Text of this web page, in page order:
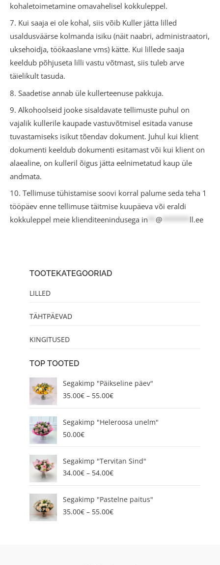
kohaletoimetamine omavahelisel kokkuleppel.
7. Kui saaja ei ole kohal, siis võib Kuller jätta lilled
usaldusväärse kolmanda isiku (näit naabri, administraatori,
uksehoidja, töökaaslane vms) kätte. Kui lillede saaja
keeldub põhjuseta lilli vastu võtmast, siis tuleb arve
täielikult tasuda.
8. Saadetise annab üle kullerteenuse pakkuja.
9. Alkohoolseid jooke sisaldavate tellimuste puhul on
vajalik kullerile kaupade vastuvõtmisel esitada vanuse
tuvastamiseks isikut tõendav dokument. Juhul kui klient
dokumenti keeldub dokumenti esitamast või kui klient on
alaealine, on kulleril õigus jätta eelnimetatud kaup üle
andmata.
10. Tellimuse tühistamise soovi korral palume seda teha 1
tööpäev enne tellimuse täitmise kuupäeva või eraldi
kokkuleppel meie klienditeenindusega in @ ll.ee
TOOTEKATEGOORIAD
LILLED
TÄHTPÄEVAD
KINGITUSED
TOP TOOTED
Segakimp "Päikseline päev"
35.00€ – 55.00€
r
i
c
n
g
:
3
5
0
Segakimp "Heleroosa unelm"
50.00€
Segakimp "Tervitan Sind"
34.00€ – 54.00€
P
r
i
c
a
Segakimp "Pastelne paitus"
35.00€ – 55.00€
r
i